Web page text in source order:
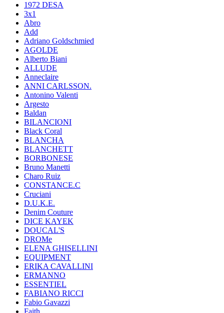
1972 DESA
3x1
Abro
Add
Adriano Goldschmied
AGOLDE
Alberto Biani
ALLUDE
Anneclaire
ANNI CARLSSON.
Antonino Valenti
Argesto
Baldan
BILANCIONI
Black Coral
BLANCHA
BLANCHETT
BORBONESE
Bruno Manetti
Charo Ruiz
CONSTANCE.C
Cruciani
D.U.K.E.
Denim Couture
DICE KAYEK
DOUCAL'S
DROMe
ELENA GHISELLINI
EQUIPMENT
ERIKA CAVALLINI
ERMANNO
ESSENTIEL
FABIANO RICCI
Fabio Gavazzi
Faith